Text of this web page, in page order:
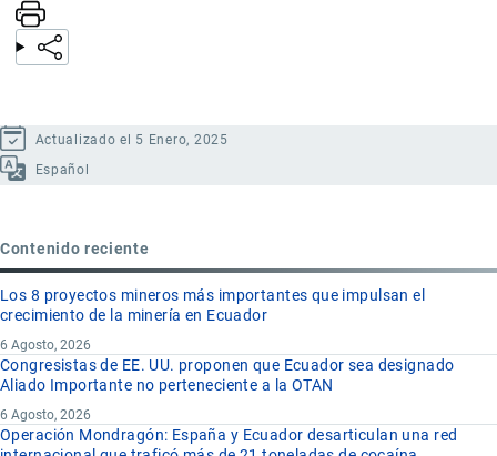
Actualizado el 5 Enero, 2025
Español
Contenido reciente
Los 8 proyectos mineros más importantes que impulsan el
crecimiento de la minería en Ecuador
6 Agosto, 2026
Congresistas de EE. UU. proponen que Ecuador sea designado
Aliado Importante no perteneciente a la OTAN
6 Agosto, 2026
Operación Mondragón: España y Ecuador desarticulan una red